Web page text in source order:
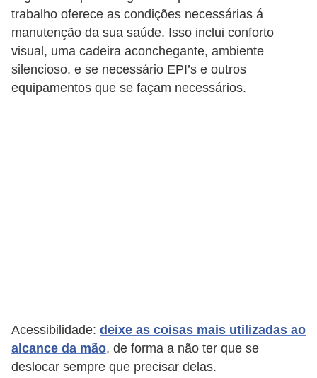
trabalho oferece as condições necessárias á
manutenção da sua saúde. Isso inclui conforto
visual, uma cadeira aconchegante, ambiente
silencioso, e se necessário EPI’s e outros
equipamentos que se façam necessários.
Acessibilidade: deixe as coisas mais utilizadas ao
alcance da mão, de forma a não ter que se
deslocar sempre que precisar delas.
r
ô
n
i
c
n
h